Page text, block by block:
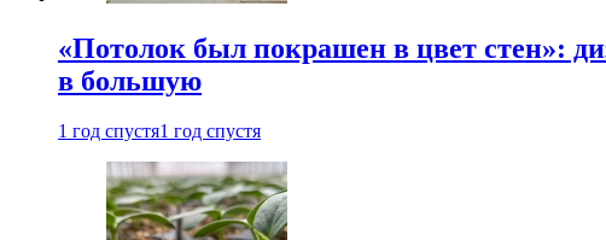
«Потолок был покрашен в цвет стен»:
в большую
1 год спустя1 год спустя